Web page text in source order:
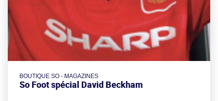
BOUTIQUE SO - MAGAZINES
So Foot spécial David Beckham